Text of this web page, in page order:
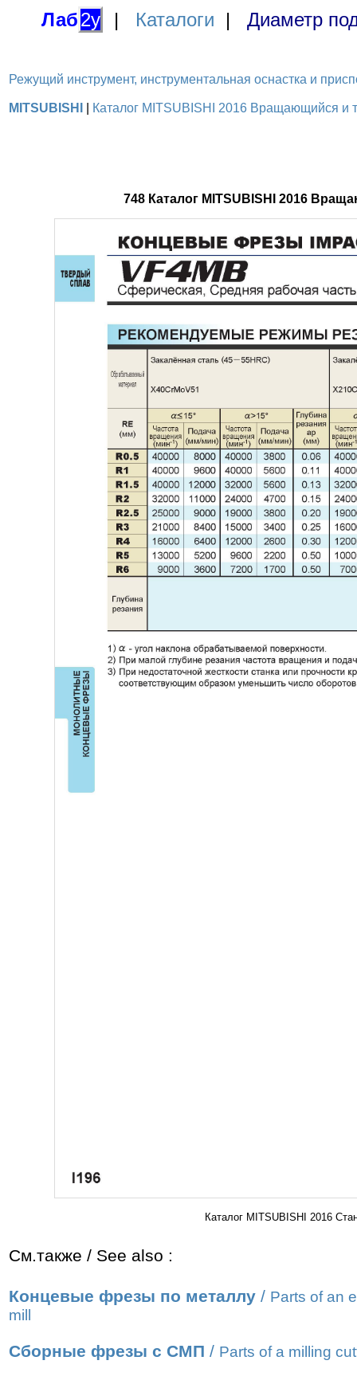
Лаб2у | Каталоги | Диаметр
Режущий инструмент, инструментальная оснастка и
MITSUBISHI Каталог MITSUBISHI 2016 Вращающийся и
748 Каталог MITSUBISHI 2016
Каталог MITSUBISHI 2016
См.также / See also :
Концевые фрезы по металлу / Parts of an
mill
Сборные фрезы с СМП / Parts of a milling